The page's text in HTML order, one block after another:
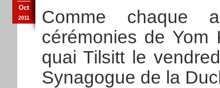
Oct
2011
Comme chaque
cérémonies de
quai Tilsitt le
Synagogue de la